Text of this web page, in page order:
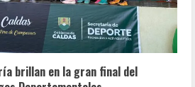
brillan en la gran final del